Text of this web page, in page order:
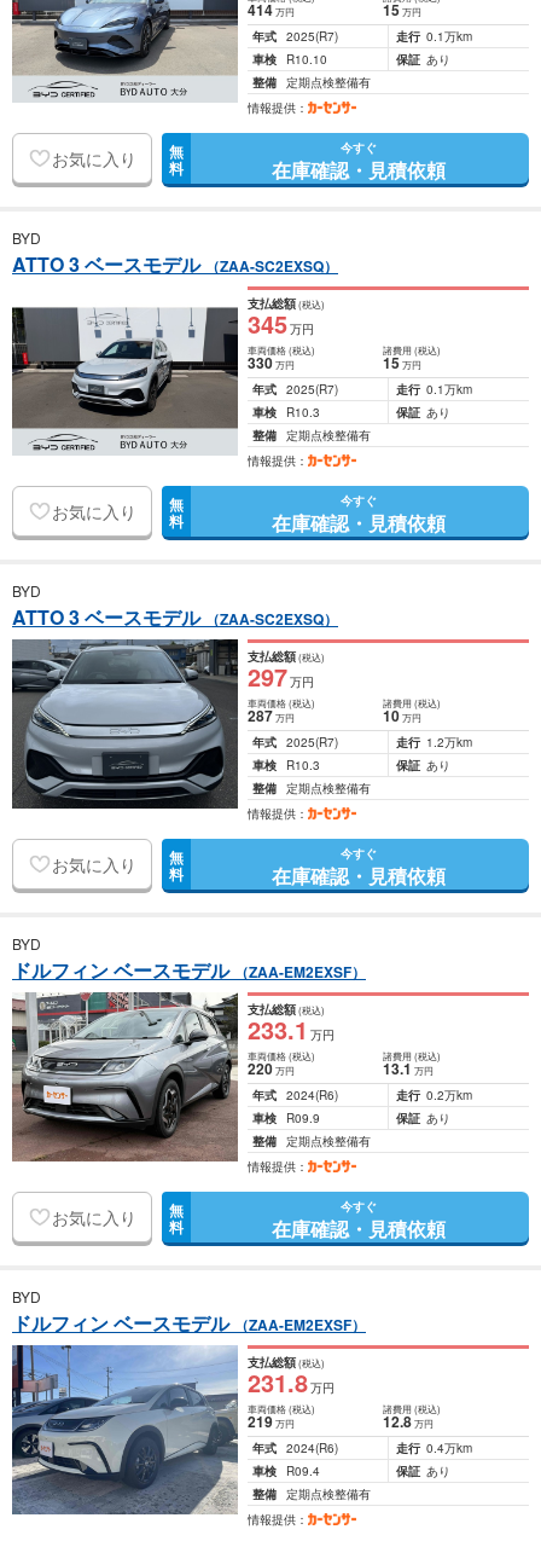
414万円 15 万円
年式 2025(R7) 走行 0.1万km
車検
R10.10 保証 あり
整備 定期点検整備有
情報提供：
お気に入り 無
料
今すぐ
在庫確認・見積依頼
BYD
ATTO 3 ベースモデル （ZAA-SC2EXSQ）
支払総額(税込)
345万円
車両価格(税込)
330万円
諸費用 (税込)
15 万円
年式 2025(R7) 走行 0.1万km
車検
R10.3 保証 あり
整備 定期点検整備有
情報提供：
お気に入り 無
料
今すぐ
在庫確認・見積依頼
BYD
ATTO 3 ベースモデル （ZAA-SC2EXSQ）
支払総額(税込)
297万円
車両価格(税込)
287万円
諸費用 (税込)
10 万円
年式 2025(R7) 走行 1.2万km
車検
R10.3 保証 あり
整備 定期点検整備有
情報提供：
お気に入り 無
料
今すぐ
在庫確認・見積依頼
BYD
ドルフィン ベースモデル （ZAA-EM2EXSF）
支払総額(税込)
233.1 万円
車両価格(税込)
220万円
諸費用 (税込)
13.1 万円
年式 2024(R6) 走行 0.2万km
車検
R09.9 保証 あり
整備 定期点検整備有
情報提供：
お気に入り 無
料
今すぐ
在庫確認・見積依頼
BYD
ドルフィン ベースモデル （ZAA-EM2EXSF）
支払総額(税込)
231.8万円
車両価格(税込)
219万円
諸費用 (税込)
12.8 万円
年式 2024(R6) 走行 0.4万km
車検
R09.4 保証 あり
整備 定期点検整備有
情報提供：